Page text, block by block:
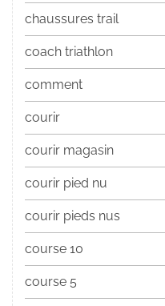
chaussures trail
coach triathlon
comment
courir
courir magasin
courir pied nu
courir pieds nus
course 10
course 5